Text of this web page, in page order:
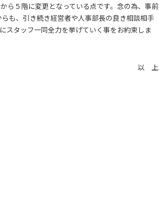
ら５階に変更となっている点です。念の為、事前
も、引き続き経営者や人事部長の良き相談相手
スタッフ一同全力を挙げていく事をお約束しま
以 上